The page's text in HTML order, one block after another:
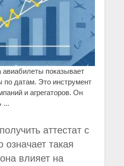
авиабилеты показывает
по датам. Это инструмент
и агрегаторов. Он
...
аттестат с
означает такая
влияет на